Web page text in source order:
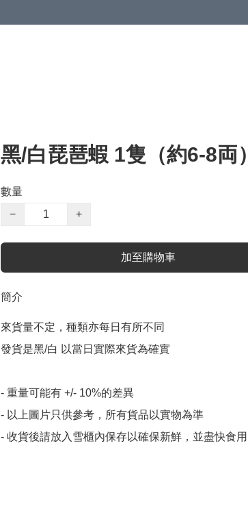
黑/白琵琶蝦 1隻（約6-8両）
數量
−
+
加至購物車
簡介
來貨量不定，種類亦每日有所不同
發貨是黑/白 以當日實際來貨為確實
- 重量可能有 +/- 10%的差異
- 以上圖片只供參考，所有貨品以實物為準
- 收貨後請放入雪櫃內保存以確保新鮮，並盡快食用